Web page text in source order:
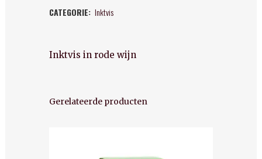
Calamares
quantity
CATEGORIE: Inktvis
Inktvis in rode wijn
Gerelateerde producten